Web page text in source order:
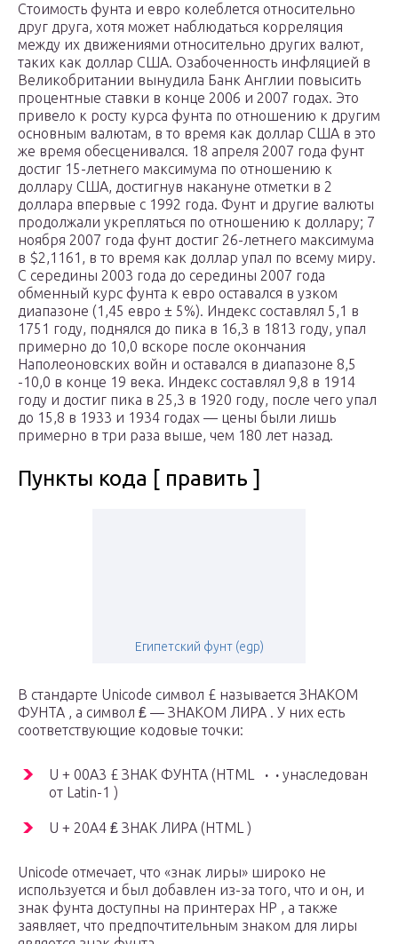
Стоимость фунта и евро колеблется относительно
друг друга, хотя может наблюдаться корреляция
между их движениями относительно других валют,
таких как доллар США. Озабоченность инфляцией в
Великобритании вынудила Банк Англии повысить
процентные ставки в конце 2006 и 2007 годах. Это
привело к росту курса фунта по отношению к другим
основным валютам, в то время как доллар США в это
же время обесценивался. 18 апреля 2007 года фунт
достиг 15-летнего максимума по отношению к
доллару США, достигнув накануне отметки в 2
доллара впервые с 1992 года. Фунт и другие валюты
продолжали укрепляться по отношению к доллару; 7
ноября 2007 года фунт достиг 26-летнего максимума
в $2,1161, в то время как доллар упал по всему миру.
С середины 2003 года до середины 2007 года
обменный курс фунта к евро оставался в узком
диапазоне (1,45 евро ± 5%). Индекс составлял 5,1 в
1751 году, поднялся до пика в 16,3 в 1813 году, упал
примерно до 10,0 вскоре после окончания
Наполеоновских войн и оставался в диапазоне 8,5
-10,0 в конце 19 века. Индекс составлял 9,8 в 1914
году и достиг пика в 25,3 в 1920 году, после чего упал
до 15,8 в 1933 и 1934 годах — цены были лишь
примерно в три раза выше, чем 180 лет назад.
Пункты кода [ править ]
Египетский фунт (egp)
В стандарте Unicode символ £ называется ЗНАКОМ
ФУНТА , а символ ₤ — ЗНАКОМ ЛИРА . У них есть
соответствующие кодовые точки:
U + 00A3 £ ЗНАК ФУНТА (HTML · · унаследован
от Latin-1 )
U + 20A4 ₤ ЗНАК ЛИРА (HTML )
Unicode отмечает, что «знак лиры» широко не
используется и был добавлен из-за того, что и он, и
знак фунта доступны на принтерах HP , а также
заявляет, что предпочтительным знаком для лиры